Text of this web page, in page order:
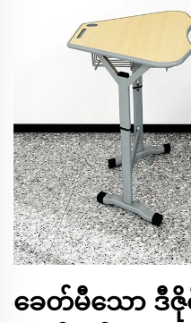
ခေတ်မီသော ဒီဇို